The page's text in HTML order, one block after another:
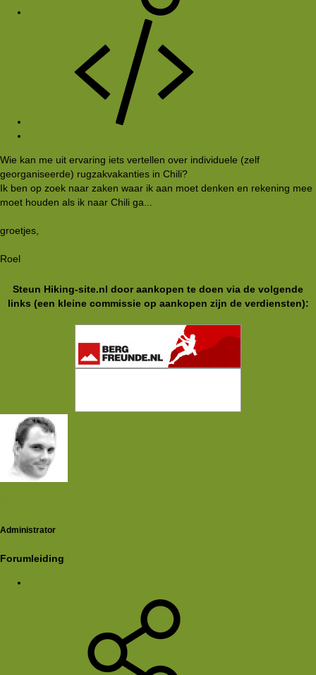
Wie kan me uit ervaring iets vertellen over individuele (zelf
georganiseerde) rugzakvakanties in Chili?
Ik ben op zoek naar zaken waar ik aan moet denken en rekening mee
moet houden als ik naar Chili ga...
groetjes,
Roel
Steun Hiking-site.nl door aankopen te doen via de volgende
links (een kleine commissie op aankopen zijn de verdiensten):
Administrator
Forumleiding